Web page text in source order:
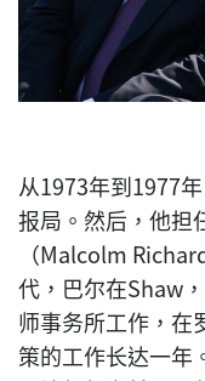
从1973年到1977
报局。然后，他
（Malcolm
代，巴尔在Shaw
师事务所工作，
策的工作长达一年